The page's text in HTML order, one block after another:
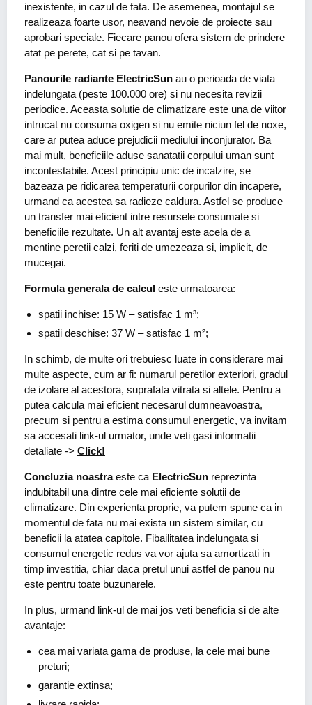
inexistente, in cazul de fata. De asemenea, montajul se
realizeaza foarte usor, neavand nevoie de proiecte sau
aprobari speciale. Fiecare panou ofera sistem de prindere
atat pe perete, cat si pe tavan.
Panourile radiante ElectricSun au o perioada de viata
indelungata (peste 100.000 ore) si nu necesita revizii
periodice. Aceasta solutie de climatizare este una de viitor
intrucat nu consuma oxigen si nu emite niciun fel de noxe,
care ar putea aduce prejudicii mediului inconjurator. Ba
mai mult, beneficiile aduse sanatatii corpului uman sunt
incontestabile. Acest principiu unic de incalzire, se
bazeaza pe ridicarea temperaturii corpurilor din incapere,
urmand ca acestea sa radieze caldura. Astfel se produce
un transfer mai eficient intre resursele consumate si
beneficiile rezultate. Un alt avantaj este acela de a
mentine peretii calzi, feriti de umezeaza si, implicit, de
mucegai.
Formula generala de calcul este urmatoarea:
spatii inchise: 15 W – satisfac 1 m³;
spatii deschise: 37 W – satisfac 1 m²;
In schimb, de multe ori trebuiesc luate in considerare mai
multe aspecte, cum ar fi: numarul peretilor exteriori, gradul
de izolare al acestora, suprafata vitrata si altele. Pentru a
putea calcula mai eficient necesarul dumneavoastra,
precum si pentru a estima consumul energetic, va invitam
sa accesati link-ul urmator, unde veti gasi informatii
detaliate -> Click!
Concluzia noastraeste ca ElectricSun reprezinta
indubitabil una dintre cele mai eficiente solutii de
climatizare. Din experienta proprie, va putem spune ca in
momentul de fata nu mai exista un sistem similar, cu
beneficii la atatea capitole. Fibailitatea indelungata si
consumul energetic redus va vor ajuta sa amortizati in
timp investitia, chiar daca pretul unui astfel de panou nu
este pentru toate buzunarele.
In plus, urmand link-ul de mai jos veti beneficia si de alte
avantaje:
cea mai variata gama de produse, la cele mai bune
preturi;
garantie extinsa;